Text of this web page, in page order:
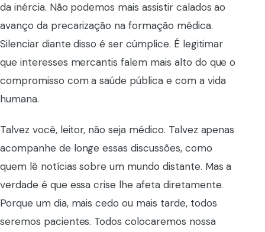
da inércia. Não podemos mais assistir calados ao
avanço da precarização na formação médica.
Silenciar diante disso é ser cúmplice. É legitimar
que interesses mercantis falem mais alto do que o
compromisso com a saúde pública e com a vida
humana.
Talvez você, leitor, não seja médico. Talvez apenas
acompanhe de longe essas discussões, como
quem lê notícias sobre um mundo distante. Mas a
verdade é que essa crise lhe afeta diretamente.
Porque um dia, mais cedo ou mais tarde, todos
seremos pacientes. Todos colocaremos nossa